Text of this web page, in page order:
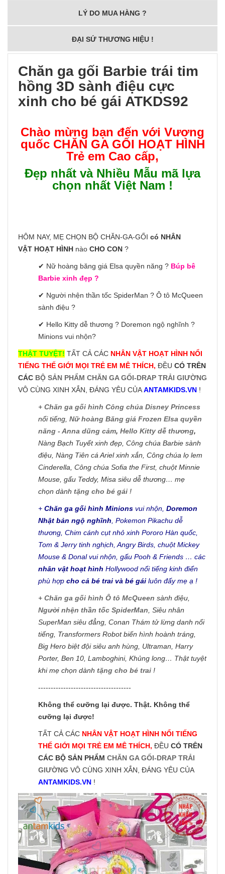
LÝ DO MUA HÀNG ?
ĐẠI SỨ THƯƠNG HIỆU !
Chăn ga gối Barbie trái tim
hồng 3D sành điệu cực
xinh cho bé gái ATKDS92
Chào mừng bạn đến với Vương
quốc CHĂN GA GỐI HOẠT HÌNH
Trẻ em Cao cấp,
Đẹp nhất và Nhiều Mẫu mã lựa
chọn nhất Việt Nam !
HÔM NAY, MẸ CHỌN BỘ CHĂN-GA-GỐI có NHÂN
VẬT HOẠT HÌNH nào CHO CON ?
✔ Nữ hoàng băng giá Elsa quyền năng ? Búp bê
Barbie xinh đẹp ?
✔ Người nhện thần tốc SpiderMan ? Ô tô McQueen
sành điệu ?
✔ Hello Kitty dễ thương ? Doremon ngộ nghĩnh ?
Minions vui nhộn?
THẬT TUYỆT! TẤT CẢ CÁC NHÂN VẬT HOẠT HÌNH NỔI
TIẾNG THẾ GIỚI MỌI TRẺ EM MÊ THÍCH, ĐỀU CÓ TRÊN
CÁC BỘ SẢN PHẨM CHĂN GA GỐI-DRAP TRẢI GIƯỜNG
VÔ CÙNG XINH XẮN, ĐÁNG YÊU CỦAANTAMKIDS.VN !
+ Chăn ga gối hình Công chúa Disney Princess
nổi tiếng, Nữ hoàng Băng giá Frozen Elsa quyền
năng - Anna dũng cảm, Hello Kitty dễ thương,
Nàng Bạch Tuyết xinh đẹp, Công chúa Barbie sành
điệu, Nàng Tiên cá Ariel xinh xắn, Công chúa lọ lem
Cinderella, Công chúa Sofia the First, chuột Minnie
Mouse, gấu Teddy, Misa siêu dễ thương… mẹ
chọn dành tặng cho bé gái !
+ Chăn ga gối hình Minions vui nhộn, Doremon
Nhật bản ngộ nghĩnh, Pokemon Pikachu dễ
thương, Chim cánh cụt nhỏ xinh Pororo Hàn quốc,
Tom & Jerry tinh nghịch, Angry Birds, chuột Mickey
Mouse & Donal vui nhộn, gấu Pooh & Friends … các
nhân vật hoạt hình Hollywood nổi tiếng kinh điển
phù hợp cho cả bé trai và bé gái luôn đấy mẹ ạ !
+ Chăn ga gối hình Ô tô McQueen sành điệu,
Người nhện thần tốc SpiderMan, Siêu nhân
SuperMan siêu đẳng, Conan Thám tử lừng danh nổi
tiếng, Transformers Robot biến hình hoành tráng,
Big Hero biệt đội siêu anh hùng, Ultraman, Harry
Porter, Ben 10, Lamboghini, Khủng long… Thật tuyệt
khi mẹ chọn dành tặng cho bé trai !
-------------------------------------
Không thể cưỡng lại được. Thật. Không thể
cưỡng lại được!
TẤT CẢ CÁC NHÂN VẬT HOẠT HÌNH NỔI TIẾNG
THẾ GIỚI MỌI TRẺ EM MÊ THÍCH, ĐỀU CÓ TRÊN
CÁC BỘ SẢN PHẨM CHĂN GA GỐI-DRAP TRẢI
GIƯỜNG VÔ CÙNG XINH XẮN, ĐÁNG YÊU CỦA
ANTAMKIDS.VN !